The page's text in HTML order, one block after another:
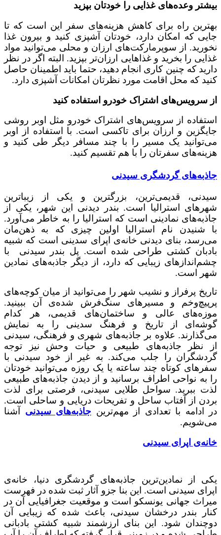
بیشتر وعده‌های غذایی را خودتان بپزید
بهترین راه برای کاهش هزینه‌های سفر این است که تا
جایی که امکان دارد، خودتان آشپزی کنید و بیرون غذا
نخورید. از سوپرمارکت‌های ارزان و محلی می‌توانید مواد
غذایی را بخرید و غذاهایی ارزان‌تر بپزید. البته اگر در نظر
دارید که چنین کاری انجام دهید، حتما باید اطمینان حاصل
کنید که محل اقامت مورد نظرتان امکانات آشپزی دارد.
از سرویس‌های اشتراک خودرو استفاده کنید
استفاده از سرویس‌های اشتراک خودرو مثل اوبر روشی
جایگزین و ارزان برای تاکسی است. با استفاده از اوبر
می‌توانید یک مسیر را با چند مسافر دیگر طی کنید و
هزینه‌های سفرتان را با هم تقسیم کنید.
جاذبه‌های گردشگری سیدنی
سیدنی، قدیمی‌ترین، بزرگترین و یکی از زیباترین
شهرهای استرالیا است. بندر دیدنی این شهر، یکی از
جاذبه‌های نمادینی است که استرالیا را به خاطر می‌آورد.
با شنیدن نام استرالیا اولین چیزی که به ذهن‌مان
می‌رسد، بنای دیدنی خانه‌ی اپرای سدینی است که شبیه
بادبان کشتی طراحی شده است. پل بندر سیدنی با
چشم‌اندازهای زیبایی که دارد، از دیگر جاذبه‌های نمادین
شهر است.
تاریخ پرفراز و نشیب شهر را می‌توانید از میان کوچه‌های
پرپیچ‌و‌خم و مسیرهای سنگ‌فرش شده‌ی آن ببینید.
موزه‌های عالی و ساختمان‌های قدیمی، هر کدام
گوشه‌ای از تاریخ و فرهنگ سدینی را به نمایش
می‌گذارند. علاوه بر جاذبه‌های شهری و فرهنگی، سیدنی
از نظر جاذبه‌های طبیعی و حیات وحش نیز توجه
گردشگران را جلب می‌کند. به غیر از خود سیدنی با
سفرهای کوتاه چند ساعته یا یک روزه می‌توانید خودتان
را به نواحی اطراف برسانید و از دیدن جاذبه‌های طبیعی
لذت ببرید. سواحل طلایی سیدنی، فرصتی برای لذت
بردن از آفتاب ساحل و تفریحات دریایی و ساحلی است.
در ادامه با تعدادی از مهم‌ترین جاذبه‌های سیدنی آشنا
می‌شویم.
خانه‌ی اپرای سیدنی
یکی از نمادین‌ترین جاذبه‌های گردشگری دنیا، خانه‌ی
اپرای سیدنی است. این بنا جزو آثار ثبت شده در فهرست
میراث جهانی یونسکو است و موقعیت جغرافیایی آن در
کنار بندر درخشان سیدنی، باعث شده که زیبایی آن
دوچندان شود. این بنای ارزشمند شبیه کشتی بادبانی